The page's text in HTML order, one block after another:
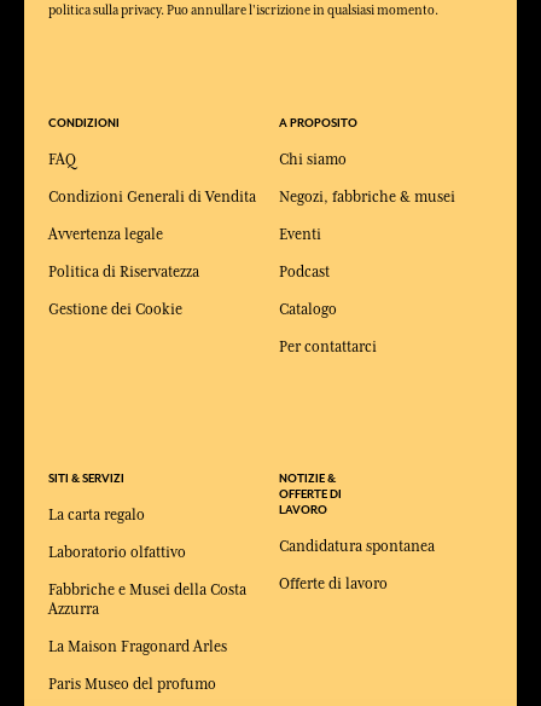
politica sulla privacy. Puo annullare l'iscrizione in qualsiasi momento.
CONDIZIONI
FAQ
Condizioni Generali di Vendita
Avvertenza legale
Politica di Riservatezza
Gestione dei Cookie
SITI & SERVIZI
La carta regalo
Laboratorio olfattivo
Fabbriche e Musei della Costa
Azzurra
La Maison Fragonard Arles
Paris Museo del profumo
A PROPOSITO
Chi siamo
Negozi, fabbriche & musei
Eventi
Podcast
Catalogo
Per contattarci
NOTIZIE &
OFFERTE DI
LAVORO
Candidatura spontanea
Offerte di lavoro